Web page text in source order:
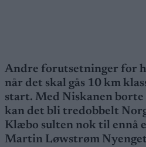
Andre forutsetninger for
når det skal gås 10 km
start. Med Niskanen borte
kan det bli tredobbelt
Klæbo sulten nok til ennå
Martin Løwstrøm